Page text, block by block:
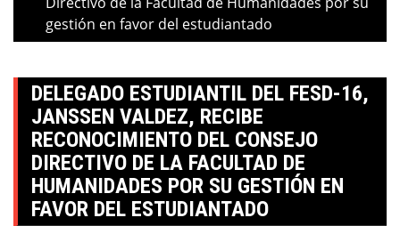
gestión en favor del estudiantado
DELEGADO ESTUDIANTIL DEL FESD-16,
JANSSEN VALDEZ, RECIBE
RECONOCIMIENTO DEL CONSEJO
DIRECTIVO DE LA FACULTAD DE
HUMANIDADES POR SU GESTIÓN EN
FAVOR DEL ESTUDIANTADO